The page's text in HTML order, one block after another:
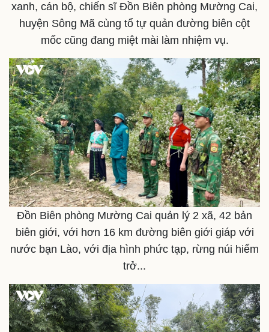
Thể thao
Bóng đá
Lịch thi đấu bóng đá
Thế giới thể thao
eSports
Hậu trường
Ô tô - Xe máy
Ô tô
Xe máy
Tư vấn
xanh, cán bộ, chiến sĩ Đồn Biên phòng Mường Cai,
huyện Sông Mã cùng tổ tự quản đường biên cột
mốc cũng đang miệt mài làm nhiệm vụ.
Đồn Biên phòng Mường Cai quản lý 2 xã, 42 bản
biên giới, với hơn 16 km đường biên giới giáp với
nước bạn Lào, với địa hình phức tạp, rừng núi hiểm
trở...